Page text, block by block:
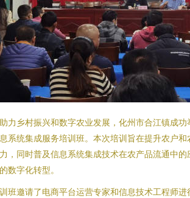
力乡村振兴和数字农业发展，化州市合江镇成
系统集成服务培训班。本次培训旨在提升农户
，同时普及信息系统集成技术在农产品流通中
数字化转型。
班邀请了电商平台运营专家和信息技术工程师